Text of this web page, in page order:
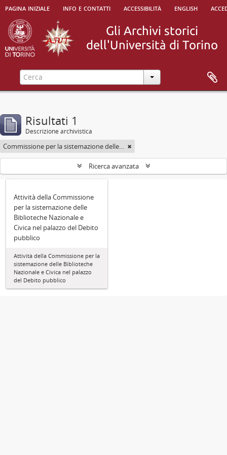
pagina iniziale info e contatti accessibilità english
Risultati 1
Descrizione archivistica
Commissione per la sistemazione delle Biblioteche Nazionale e Civica di Torino nel palazzo del Debito pubblico
Ricerca avanzata
Attività della Commissione
per la sistemazione delle
Biblioteche Nazionale e
Civica nel palazzo del Debito
pubblico
Attività della Commissione per la
sistemazione delle Biblioteche
Nazionale e Civica nel palazzo
del Debito pubblico